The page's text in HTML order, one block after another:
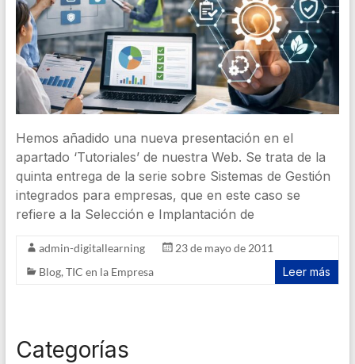
Hemos añadido una nueva presentación en el
apartado ‘Tutoriales’ de nuestra Web. Se trata de la
quinta entrega de la serie sobre Sistemas de Gestión
integrados para empresas, que en este caso se
refiere a la Selección e Implantación de
admin-digitallearning
23 de mayo de 2011
Blog, TIC en la Empresa Leer más
Categorías